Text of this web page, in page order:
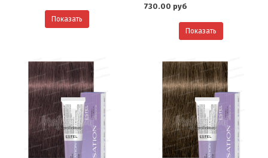
Показать
730.00 руб
Показать